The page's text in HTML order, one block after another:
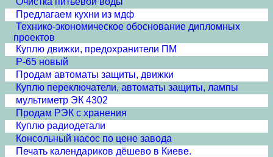
Предлагаем кухни из мдф
Технико-экономическое обоснование дипломных
проектов
Куплю движки, предохранители ПМ
Р-65 новый
Продам автоматы защиты, движки
Куплю переключатели, автоматы защиты, лампы
мультиметр ЭК 4302
Продам РЭК с хранения
Куплю радиодетали
Консольный насос по цене завода
Печать календариков дёшево в Киеве.